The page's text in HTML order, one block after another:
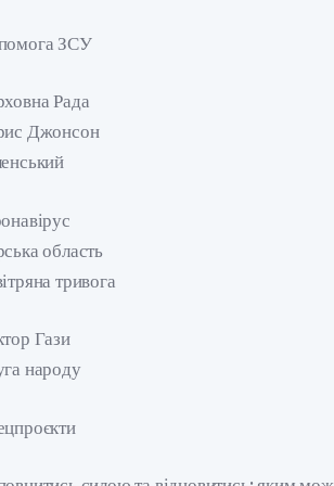
ЗСУ
Рада
Джонсон
область
тривога
Гази
народу